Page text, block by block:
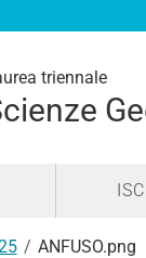
triennale
ANFUSO.png